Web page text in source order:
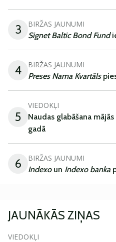
3 BIRŽAS JAUNUMI
Signet Baltic Bond Fund
4 BIRŽAS JAUNUMI
Preses Nama Kvartāls
5
VIEDOKĻI
Naudas glabāšana
gadā
6 BIRŽAS JAUNUMI
Indexoun Indexo banka
JAUNĀKĀS ZIŅAS
VIEDOKĻI